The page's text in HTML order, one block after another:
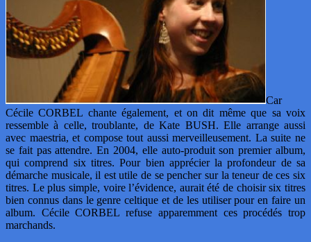
Car
Cécile CORBEL chante également, et on dit même que sa voix
ressemble à celle, troublante, de Kate BUSH. Elle arrange aussi
avec maestria, et compose tout aussi merveilleusement. La suite ne
se fait pas attendre. En 2004, elle auto-produit son premier album,
qui comprend six titres. Pour bien apprécier la profondeur de sa
démarche musicale, il est utile de se pencher sur la teneur de ces six
titres. Le plus simple, voire l’évidence, aurait été de choisir six titres
bien connus dans le genre celtique et de les utiliser pour en faire un
album. Cécile CORBEL refuse apparemment ces procédés trop
marchands.